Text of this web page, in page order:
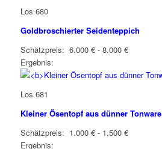
Los 680
Goldbroschierter Seidenteppich
Schätzpreis: 6.000 € - 8.000 €
Ergebnis:
Los 681
Kleiner Ösentopf aus dünner Tonware
Schätzpreis: 1.000 € - 1.500 €
Ergebnis: